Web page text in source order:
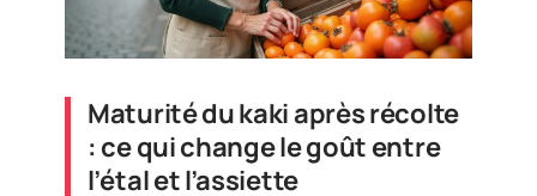
Maturité du kaki après récolte
: ce qui change le goût entre
l’étal et l’assiette